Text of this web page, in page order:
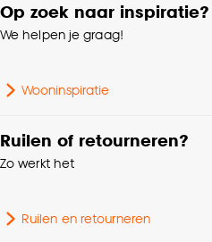
Samenstelling
Op zoek naar inspiratie?
We helpen je graag!
Wooninspiratie
Ruilen of retourneren?
Zo werkt het
Ruilen en retourneren